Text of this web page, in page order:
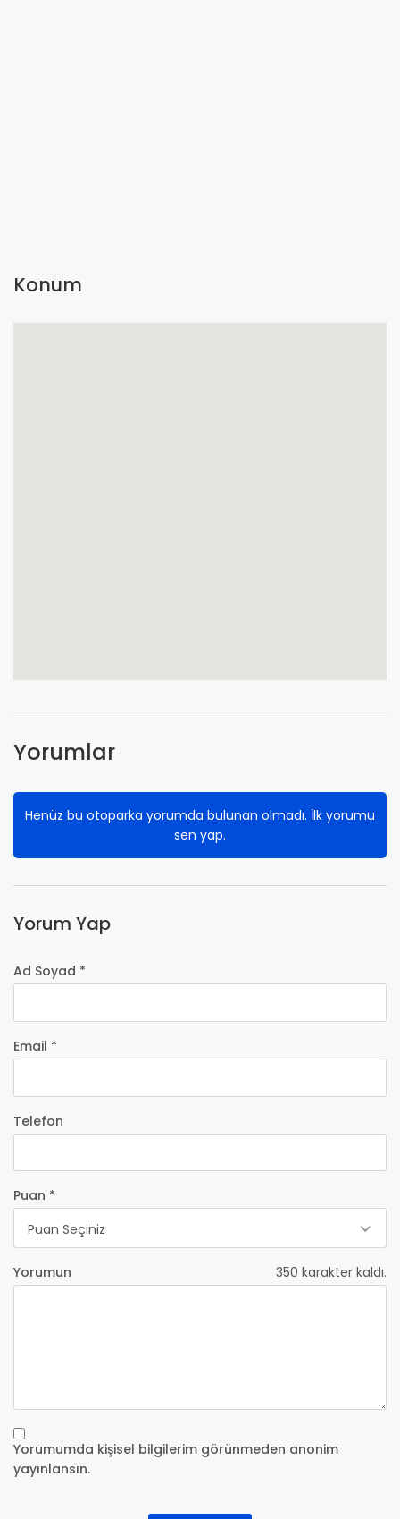
Konum
Yorumlar
Henüz bu otoparka yorumda bulunan olmadı. İlk yorumu
sen yap.
Yorum Yap
Ad Soyad *
Email *
Telefon
Puan *
Puan Seçiniz
Yorumun 350 karakter kaldı.
Yorumumda kişisel bilgilerim görünmeden anonim
yayınlansın.